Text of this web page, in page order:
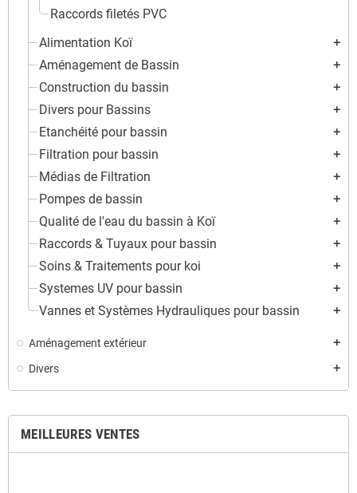
Raccords filetés PVC
Alimentation Koï
add
Aménagement de Bassin add
Construction du bassin add
Divers pour Bassins add
Etanchéité pour bassin add
Filtration pour bassin add
Médias de Filtration add
Pompes de bassin add
Qualité de l'eau du bassin à Koï add
Raccords & Tuyaux pour bassin add
Soins & Traitements pour koi add
Systemes UV pour bassin add
Vannes et Systèmes Hydrauliques pour bassin add
Aménagement extérieur add
Divers add
MEILLEURES VENTES